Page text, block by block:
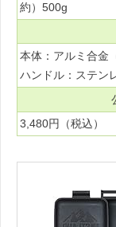
約）500g
本体：アルミ合金
ハンドル：ステン
3,480円（税込）